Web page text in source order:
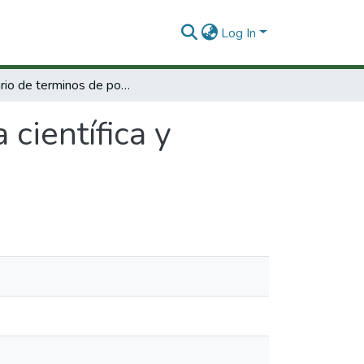
Log In
Glosario de terminos de política científica y tecnológica.
científica y